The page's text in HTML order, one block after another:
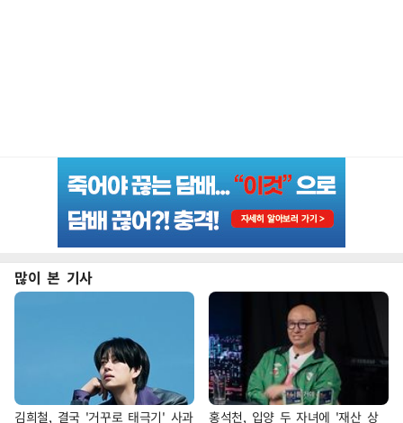
많이 본 기사
김희철, 결국 '거꾸로 태극기' 사과 홍석천, 입양 두 자녀에 '재산 상